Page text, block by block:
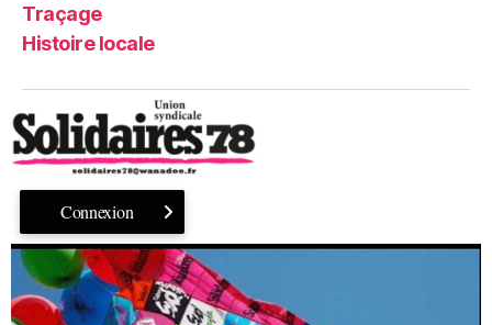
Traçage
Histoire locale
Connexion